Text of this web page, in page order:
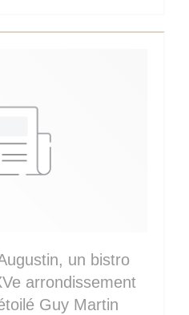
un bistro
arrondissement
Guy Martin